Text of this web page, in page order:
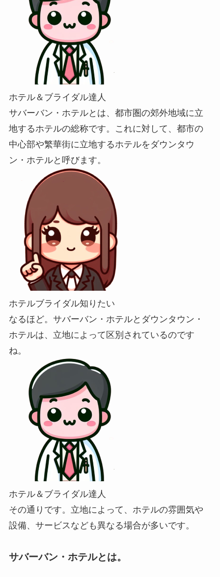
ホテル＆ブライダル達人
サバーバン・ホテルとは、都市圏の郊外地域に立
地するホテルの総称です。これに対して、都市の
中心部や繁華街に立地するホテルをダウンタウ
ン・ホテルと呼びます。
ホテルブライダル知りたい
なるほど。サバーバン・ホテルとダウンタウン・
ホテルは、立地によって区別されているのです
ね。
ホテル＆ブライダル達人
その通りです。立地によって、ホテルの雰囲気や
設備、サービスなども異なる場合が多いです。
サバーバン・ホテルとは。